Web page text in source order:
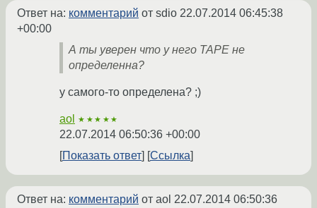
Ответ на: комментарий от sdio 22.07.2014 06:45:38
+00:00
А ты уверен что у него TAPE не
определенна?
у самого-то определена? ;)
aol ★★★★★
22.07.2014 06:50:36 +00:00
Показать ответ
Ссылка
Ответ на: комментарий от aol 22.07.2014 06:50:36